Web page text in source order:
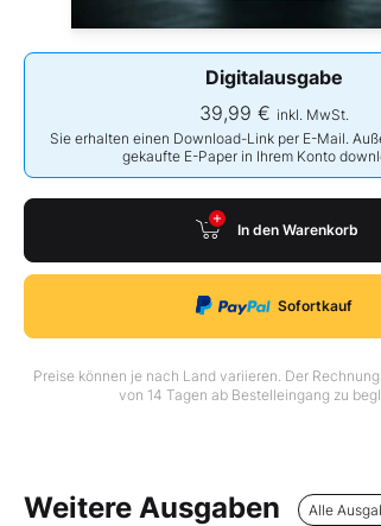
Digitalausgabe
39,99 € inkl. MwSt.
Sie erhalten einen Download-Link per E-Mail.
gekaufte E-Paper in Ihrem Konto
In den Warenkorb
Sofortkauf
Preise können je nach Land variieren. Der
von 14 Tagen ab Bestelleingang zu
Weitere Ausgaben Alle